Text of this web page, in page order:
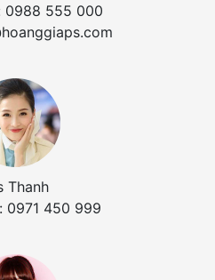
0988 555 000
Thanh
0971 450 999